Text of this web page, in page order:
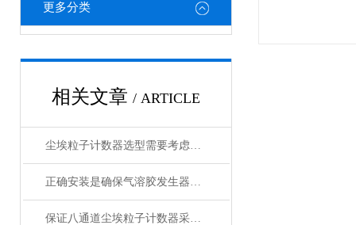
更多分类
相关文章 / ARTICLE
尘埃粒子计数器选型需要考虑哪些因素
正确安装是确保气溶胶发生器有效性的关键
保证八通道尘埃粒子计数器采样准确性的方法分享